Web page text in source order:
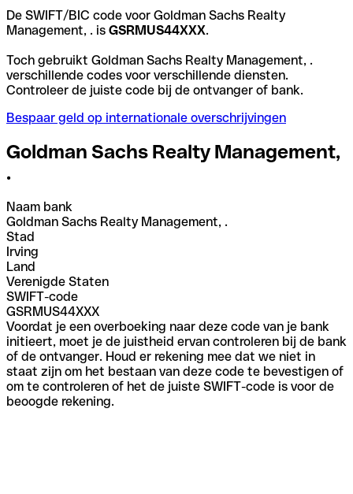
De SWIFT/BIC code voor Goldman Sachs Realty
Management, . is GSRMUS44XXX.
Toch gebruikt Goldman Sachs Realty Management, .
verschillende codes voor verschillende diensten.
Controleer de juiste code bij de ontvanger of bank.
Bespaar geld op internationale overschrijvingen
Goldman Sachs Realty Management,
.
Naam bank
Goldman Sachs Realty Management, .
Stad
Irving
Land
Verenigde Staten
SWIFT-code
GSRMUS44XXX
Voordat je een overboeking naar deze code van je bank
initieert, moet je de juistheid ervan controleren bij de bank
of de ontvanger. Houd er rekening mee dat we niet in
staat zijn om het bestaan van deze code te bevestigen of
om te controleren of het de juiste SWIFT-code is voor de
beoogde rekening.